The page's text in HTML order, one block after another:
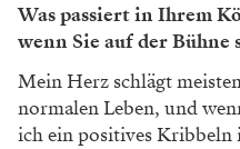
Was passiert in Ihrem
wenn Sie auf der Bühne
Mein Herz schlägt
normalen Leben, und
ich ein positives Kribbeln